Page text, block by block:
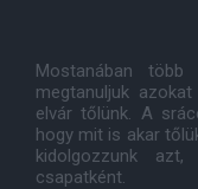
Mostanában
megtanuljuk
elvár tőlünk. A
hogy mit is akar
kidolgozzunk
csapatként.